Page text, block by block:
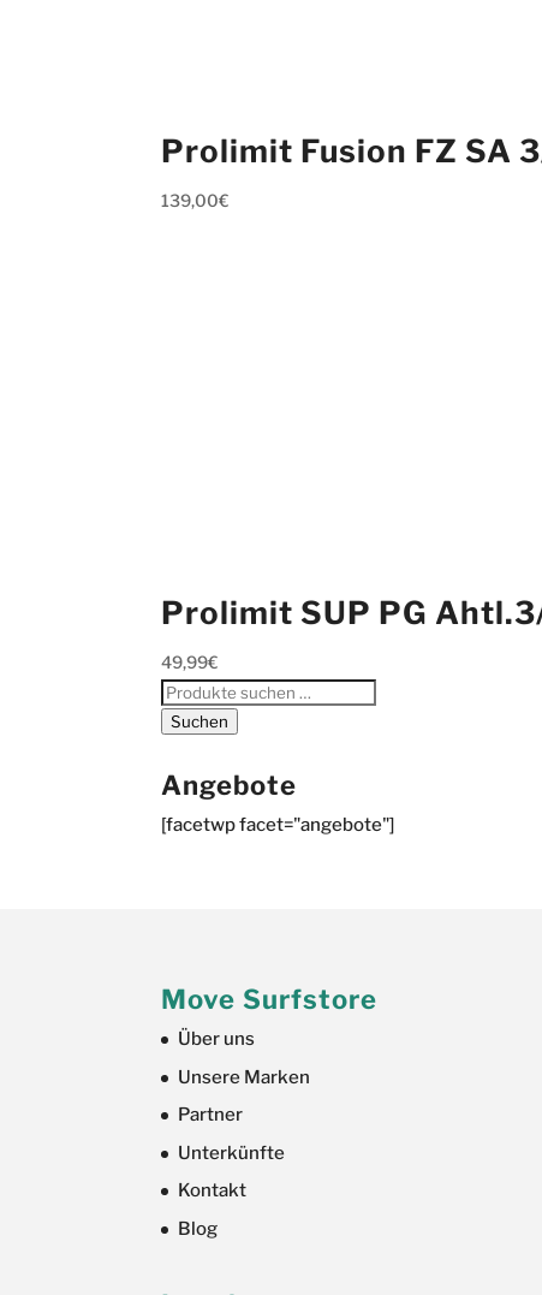
Prolimit Fusion FZ SA
139,00€
Prolimit SUP PG
49,99€
Suchen
nach:
Suchen
Angebote
[facetwp facet="angebote"]
Move Surfstore
Über uns
Unsere Marken
Partner
Unterkünfte
Kontakt
Blog